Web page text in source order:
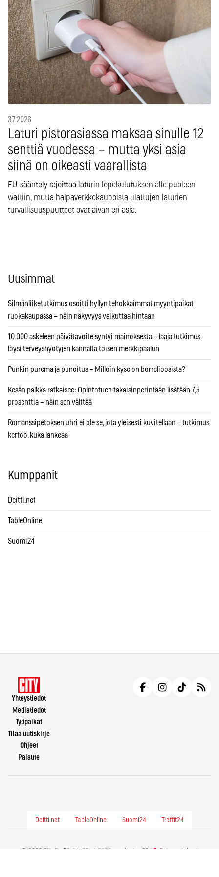
3.7.2026
Laturi pistorasiassa maksaa sinulle 12
senttiä vuodessa – mutta yksi asia
siinä on oikeasti vaarallista
EU-sääntely rajoittaa laturin lepokulutuksen alle puoleen
wattiin, mutta halpaverkkokaupoista tilattujen laturien
turvallisuuspuutteet ovat aivan eri asia.
Uusimmat
Silmänliiketutkimus osoitti hyllyn tehokkaimmat myyntipaikat
ruokakaupassa – näin näkyvyys vaikuttaa hintaan
10 000 askeleen päivätavoite syntyi mainoksesta – laaja tutkimus
löysi terveyshyötyjen kannalta toisen merkkipaalun
Punkin purema ja punoitus – Milloin kyse on borrelioosista?
Kesän palkka ratkaisee: Opintotuen takaisinperintään lisätään 7,5
prosenttia – näin sen välttää
Romanssipetoksen uhri ei ole se, jota yleisesti kuvitellaan – tutkimus
kertoo, kuka lankeaa
Kumppanit
Deitti.net
TableOnline
Suomi24
Yhteystiedot
Mediatiedot
Työpaikat
Tilaa uutiskirje
Ohjeet
Palaute
Deitti.net TableOnline Suomi24 Treffit24